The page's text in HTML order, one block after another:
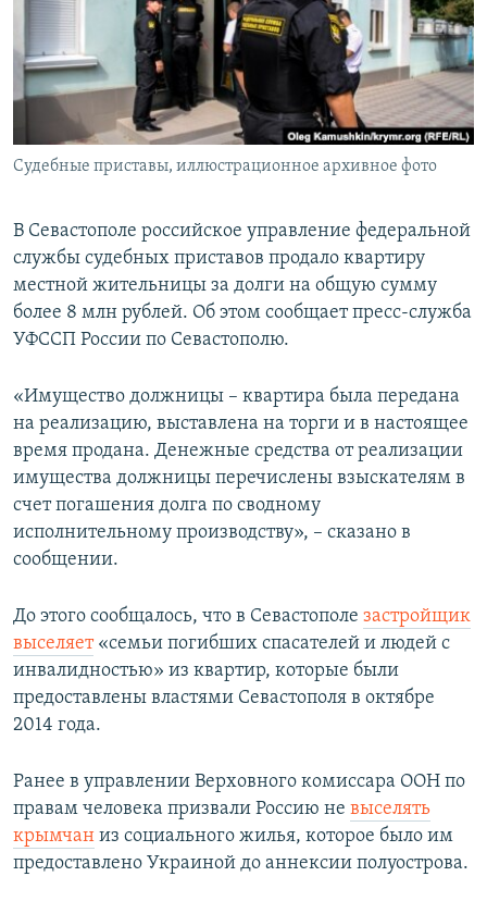
ПОБЕДИТЕЛЕЙ НЕ СУДЯТ?
КРЫМ.НЕПОКОРЕННЫЙ
ELIFBE
УКРАИНСКАЯ ПРОБЛЕМА КРЫМА
ПРИСОЕДИНЯЙТЕСЬ!
Все сайты RFE/RL
Судебные приставы, иллюстрационное архивное фото
В Севастополе российское управление федеральной
службы судебных приставов продало квартиру
местной жительницы за долги на общую сумму
более 8 млн рублей. Об этом сообщает пресс-служба
УФССП России по Севастополю.
«Имущество должницы – квартира была передана
на реализацию, выставлена на торги и в настоящее
время продана. Денежные средства от реализации
имущества должницы перечислены взыскателям в
счет погашения долга по сводному
исполнительному производству», – сказано в
сообщении.
До этого сообщалось, что в Севастополе застройщик
выселяет«семьи погибших спасателей и людей с
инвалидностью» из квартир, которые были
предоставлены властями Севастополя в октябре
2014 года.
Ранее в управлении Верховного комиссара ООН по
правам человека призвали Россию не выселять
крымчан из социального жилья, которое было им
предоставлено Украиной до аннексии полуострова.